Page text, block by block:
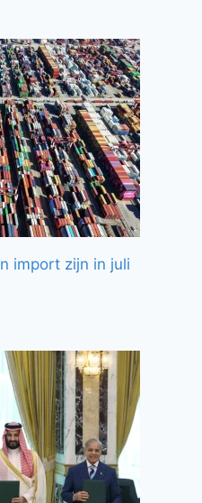
import zijn in juli